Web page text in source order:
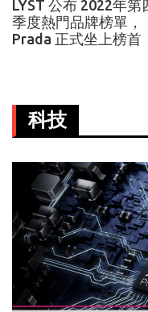
LYST 公布 2022年第
季度熱門品牌榜單，
Prada 正式坐上榜首
科技